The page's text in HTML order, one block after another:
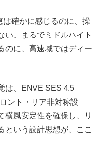
は確かに感じるのに、操
い。まるでミドルハイト
のに、高速域ではディー
は、ENVE SES 4.5
ント・リア非対称設
横風安定性を確保し、リ
という設計思想が、ここ